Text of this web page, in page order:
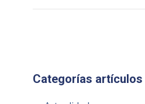
Categorías artículos